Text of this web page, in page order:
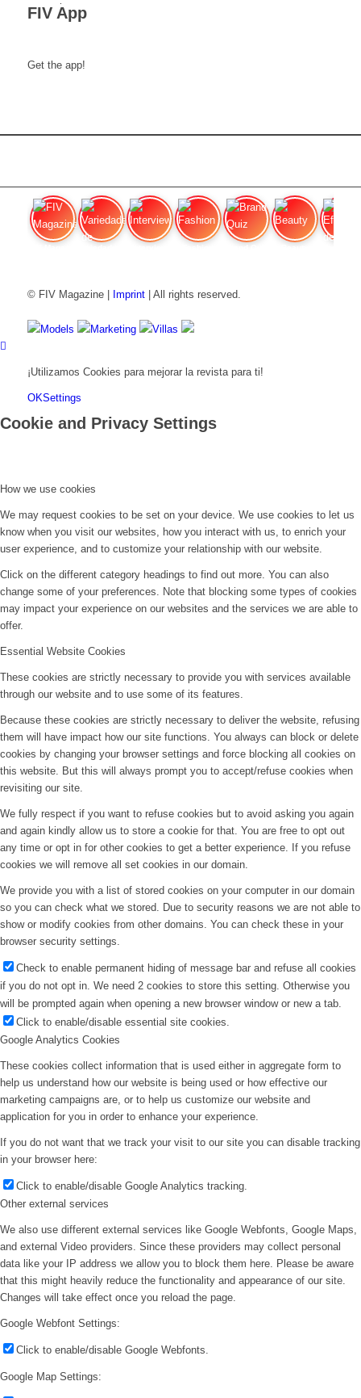
FIV App
Get the app!
© FIV Magazine | Imprint| All rights reserved.
Models Marketing Villas
¡Utilizamos Cookies para mejorar la revista para ti!
OKSettings
Cookie and Privacy Settings
How we use cookies
We may request cookies to be set on your device. We use cookies to let us
know when you visit our websites, how you interact with us, to enrich your
user experience, and to customize your relationship with our website.
Click on the different category headings to find out more. You can also
change some of your preferences. Note that blocking some types of cookies
may impact your experience on our websites and the services we are able to
offer.
Essential Website Cookies
These cookies are strictly necessary to provide you with services available
through our website and to use some of its features.
Because these cookies are strictly necessary to deliver the website, refusing
them will have impact how our site functions. You always can block or delete
cookies by changing your browser settings and force blocking all cookies on
this website. But this will always prompt you to accept/refuse cookies when
revisiting our site.
We fully respect if you want to refuse cookies but to avoid asking you again
and again kindly allow us to store a cookie for that. You are free to opt out
any time or opt in for other cookies to get a better experience. If you refuse
cookies we will remove all set cookies in our domain.
We provide you with a list of stored cookies on your computer in our domain
so you can check what we stored. Due to security reasons we are not able to
show or modify cookies from other domains. You can check these in your
browser security settings.
Check to enable permanent hiding of message bar and refuse all cookies
if you do not opt in. We need 2 cookies to store this setting. Otherwise you
will be prompted again when opening a new browser window or new a tab.
Click to enable/disable essential site cookies.
Google Analytics Cookies
These cookies collect information that is used either in aggregate form to
help us understand how our website is being used or how effective our
marketing campaigns are, or to help us customize our website and
application for you in order to enhance your experience.
If you do not want that we track your visit to our site you can disable tracking
in your browser here:
Click to enable/disable Google Analytics tracking.
Other external services
We also use different external services like Google Webfonts, Google Maps,
and external Video providers. Since these providers may collect personal
data like your IP address we allow you to block them here. Please be aware
that this might heavily reduce the functionality and appearance of our site.
Changes will take effect once you reload the page.
Google Webfont Settings:
Click to enable/disable Google Webfonts.
Google Map Settings: